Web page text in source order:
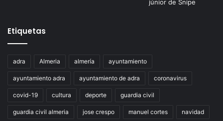
Etiquetas
adra Almeria almería ayuntamiento
ayuntamiento adra ayuntamiento de adra coronavirus
covid-19 cultura deporte guardia civil
guardia civil almeria jose crespo manuel cortes navidad